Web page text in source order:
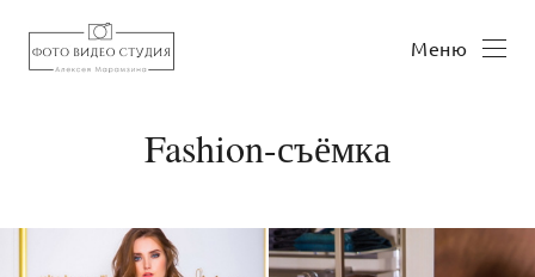
Меню
Fashion-съёмка